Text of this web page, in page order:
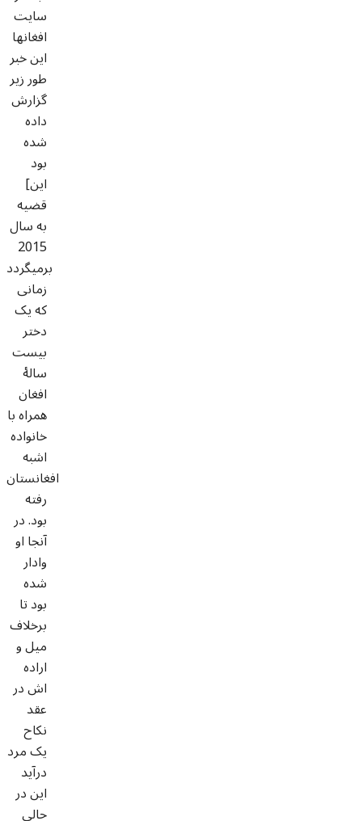
سایت
افغانها
این خبر
طور زیر
گزارش
داده
شده
بود
[این
قضیه
به سال
2015
برمیگردد
زمانی
که یک
دختر
بیست
سالۀ
افغان
همراه با
خانواده
اشبه
افغانستان
رفته
بود. در
آنجا او
وادار
شده
بود تا
برخلاف
میل و
اراده
اش در
عقد
نکاح
یک مرد
درآید
این در
حالی